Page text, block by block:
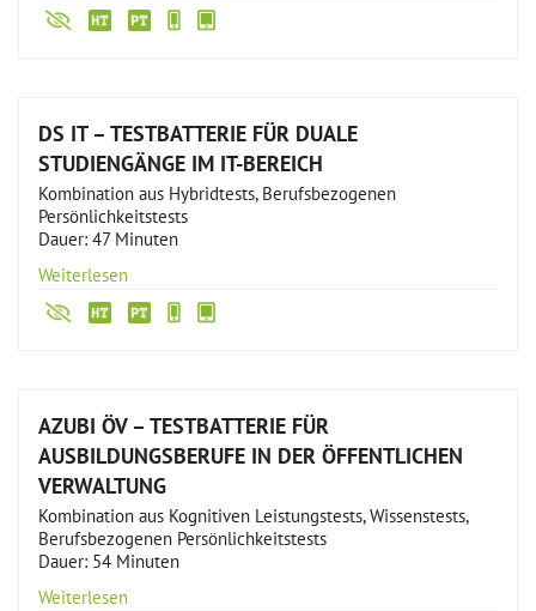
DS IT – TESTBATTERIE FÜR DUALE
STUDIENGÄNGE IM IT-BEREICH
Kombination aus Hybridtests, Berufsbezogenen
Persönlichkeitstests
Dauer: 47 Minuten
Weiterlesen
AZUBI ÖV – TESTBATTERIE FÜR
AUSBILDUNGSBERUFE IN DER ÖFFENTLICHEN
VERWALTUNG
Kombination aus Kognitiven Leistungstests, Wissenstests,
Berufsbezogenen Persönlichkeitstests
Dauer: 54 Minuten
Weiterlesen